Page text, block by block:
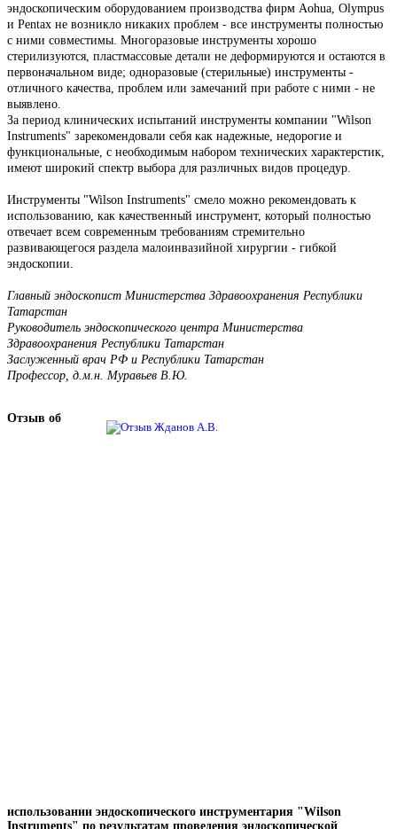
эндоскопическим оборудованием производства фирм Aohua, Olympus
и Pentax не возникло никаких проблем - все инструменты полностью
с ними совместимы. Многоразовые инструменты хорошо
стерилизуются, пластмассовые детали не деформируются и остаются в
первоначальном виде; одноразовые (стерильные) инструменты -
отличного качества, проблем или замечаний при работе с ними - не
выявлено.
За период клинических испытаний инструменты компании "Wilson
Instruments" зарекомендовали себя как надежные, недорогие и
функциональные, с необходимым набором технических характерстик,
имеют широкий спектр выбора для различных видов процедур.
Инструменты "Wilson Instruments" смело можно рекомендовать к
использованию, как качественный инструмент, который полностью
отвечает всем современным требованиям стремительно
развивающегося раздела малоинвазийной хирургии - гибкой
эндоскопии.
Главный эндоскопист Министерства Здравоохранения Республики
Татарстан
Руководитель эндоскопического центра Министерства
Здравоохранения Республики Татарстан
Заслуженный врач РФ и Республики Татарстан
Профессор, д.м.н. Муравьев В.Ю.
Отзыв об
использовании эндоскопического инструментария "Wilson
Instruments" по результатам проведения эндоскопической